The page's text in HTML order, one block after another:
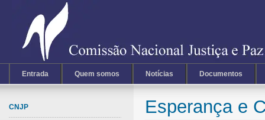
Entrada Quem somos Notícias Documentos
Esperança e
CNJP